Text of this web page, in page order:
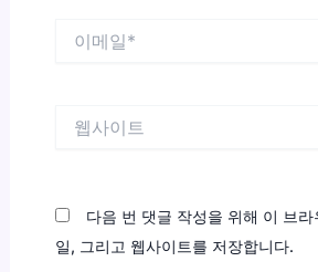
다음 번 댓글 작성을 위해 이 브
일, 그리고 웹사이트를 저장합니다.